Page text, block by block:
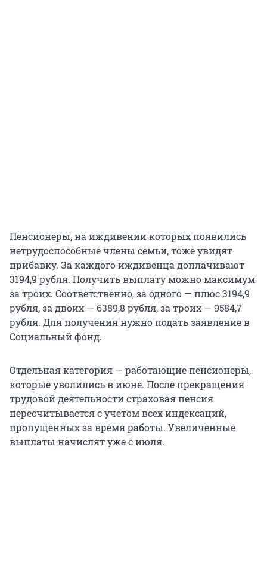
Пенсионеры, на иждивении которых появились
нетрудоспособные члены семьи, тоже увидят
прибавку. За каждого иждивенца доплачивают
3194,9 рубля. Получить выплату можно максимум
за троих. Соответственно, за одного — плюс 3194,9
рубля, за двоих — 6389,8 рубля, за троих — 9584,7
рубля. Для получения нужно подать заявление в
Социальный фонд.
Отдельная категория — работающие пенсионеры,
которые уволились в июне. После прекращения
трудовой деятельности страховая пенсия
пересчитывается с учетом всех индексаций,
пропущенных за время работы. Увеличенные
выплаты начислят уже с июля.